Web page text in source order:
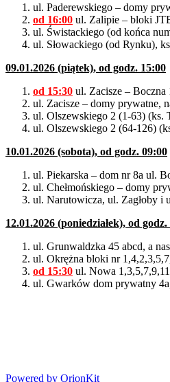
ul. Paderewskiego – domy
od 16:00 ul. Zalipie – bloki
ul. Świstackiego (od końca
ul. Słowackiego (od Rynku),
09.01.2026 (piątek), od godz. 15:00
od 15:30 ul. Zacisze – Boczna
ul. Zacisze – domy prywatne,
ul. Olszewskiego 2 (1-63) (ks.
ul. Olszewskiego 2 (64-126)
10.01.2026 (sobota), od godz. 09:00
ul. Piekarska – dom nr 8a ul.
ul. Chełmońskiego – domy
ul. Narutowicza, ul. Zagłoby i
12.01.2026 (poniedziałek), od
ul. Grunwaldzka 45 abcd, a
ul. Okrężna bloki nr
od 15:30 ul. Nowa
ul. Gwarków dom prywatny
Powered by OrionKit